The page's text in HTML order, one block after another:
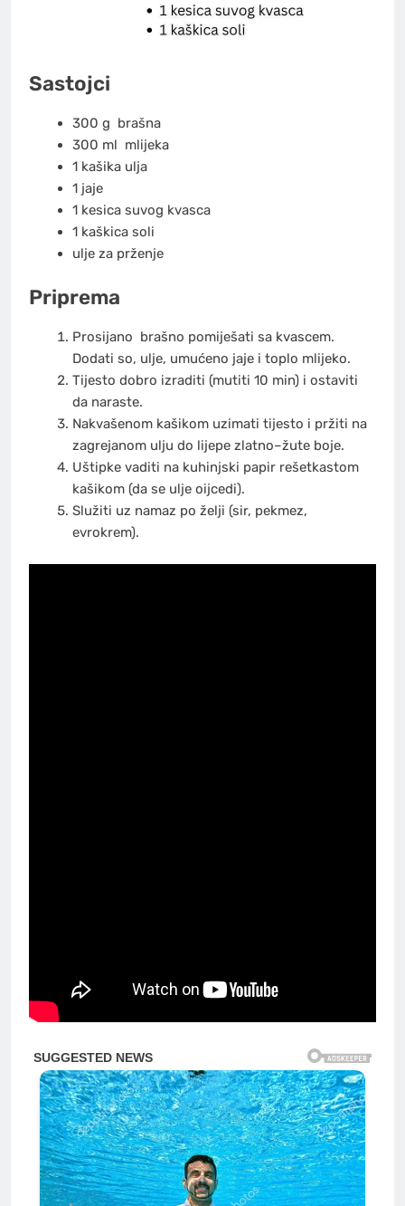
Sastojci
300 g brašna
300 ml mlijeka
1 kašika ulja
1 jaje
1 kesica suvog kvasca
1 kaškica soli
ulje za prženje
Priprema
Prosijano brašno pomiješati sa kvascem.
Dodati so, ulje, umućeno jaje i toplo mlijeko.
Tijesto dobro izraditi (mutiti 10 min) i ostaviti
da naraste.
Nakvašenom kašikom uzimati tijesto i pržiti na
zagrejanom ulju do lijepe zlatno–žute boje.
Uštipke vaditi na kuhinjski papir rešetkastom
kašikom (da se ulje oijcedi).
Služiti uz namaz po želji (sir, pekmez,
evrokrem).